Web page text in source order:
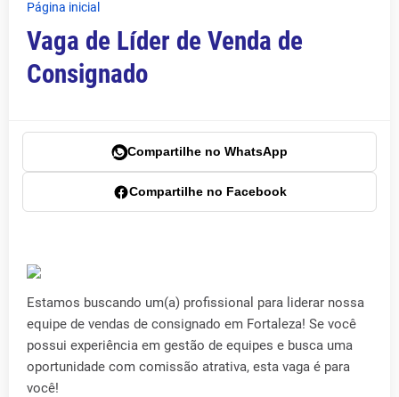
Página inicial
Vaga de Líder de Venda de
Consignado
Compartilhe no WhatsApp
Compartilhe no Facebook
Estamos buscando um(a) profissional para liderar nossa
equipe de vendas de consignado em Fortaleza! Se você
possui experiência em gestão de equipes e busca uma
oportunidade com comissão atrativa, esta vaga é para
você!